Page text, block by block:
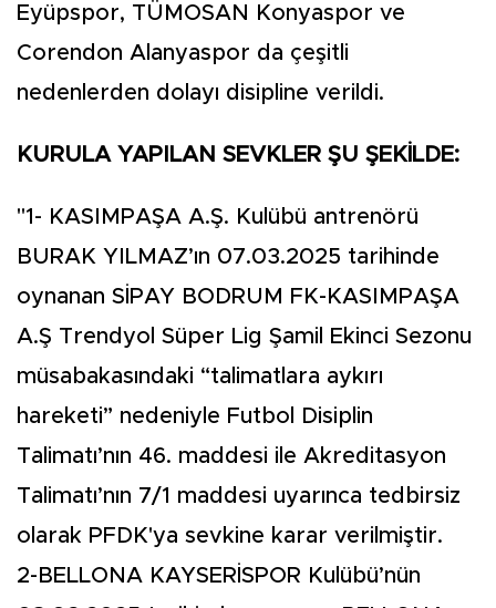
Eyüpspor, TÜMOSAN Konyaspor ve
Corendon Alanyaspor da çeşitli
nedenlerden dolayı disipline verildi.
KURULA YAPILAN SEVKLER ŞU ŞEKİLDE:
"1- KASIMPAŞA A.Ş. Kulübü antrenörü
BURAK YILMAZ’ın 07.03.2025 tarihinde
oynanan SİPAY BODRUM FK-KASIMPAŞA
A.Ş Trendyol Süper Lig Şamil Ekinci Sezonu
müsabakasındaki “talimatlara aykırı
hareketi” nedeniyle Futbol Disiplin
Talimatı’nın 46. maddesi ile Akreditasyon
Talimatı’nın 7/1 maddesi uyarınca tedbirsiz
olarak PFDK'ya sevkine karar verilmiştir.
2-BELLONA KAYSERİSPOR Kulübü’nün